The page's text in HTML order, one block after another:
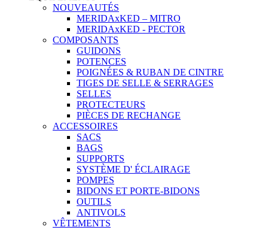
NOUVEAUTÉS
MERIDAxKED – MITRO
MERIDAxKED - PECTOR
COMPOSANTS
GUIDONS
POTENCES
POIGNÉES & RUBAN DE CINTRE
TIGES DE SELLE & SERRAGES
SELLES
PROTECTEURS
PIÈCES DE RECHANGE
ACCESSOIRES
SACS
BAGS
SUPPORTS
SYSTÈME D' ÉCLAIRAGE
POMPES
BIDONS ET PORTE-BIDONS
OUTILS
ANTIVOLS
VÊTEMENTS